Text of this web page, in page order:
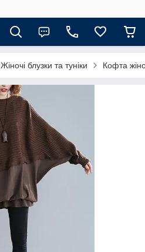
Жіночі блузки та туніки Кофта